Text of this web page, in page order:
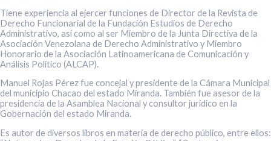
Tiene experiencia al ejercer funciones de Director de la Revista de
Derecho Funcionarial de la Fundación Estudios de Derecho
Administrativo, así como al ser Miembro de la Junta Directiva de la
Asociación Venezolana de Derecho Administrativo y Miembro
Honorario de la Asociación Latinoamericana de Comunicación y
Análisis Político (ALCAP).
Manuel Rojas Pérez fue concejal y presidente de la Cámara Municipal
del municipio Chacao del estado Miranda. También fue asesor de la
presidencia de la Asamblea Nacional y consultor jurídico en la
Gobernación del estado Miranda.
Es autor de diversos libros en materia de derecho público, entre ellos: